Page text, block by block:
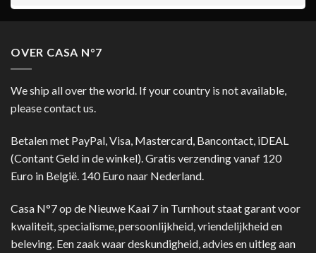
OVER CASA N°7
We ship all over the world. If your country is not available,
please contact us.
Betalen met PayPal, Visa, Mastercard, Bancontact, iDEAL
(Contant Geld in de winkel). Gratis verzending vanaf 120
Euro in België. 140 Euro naar Nederland.
Casa N°7 op de Nieuwe Kaai 7 in Turnhout staat garant voor
kwaliteit, specialisme, persoonlijkheid, vriendelijkheid en
beleving. Een zaak waar deskundigheid, advies en uitleg aan